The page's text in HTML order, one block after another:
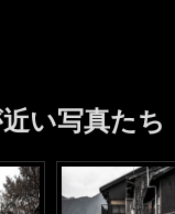
い写真たち